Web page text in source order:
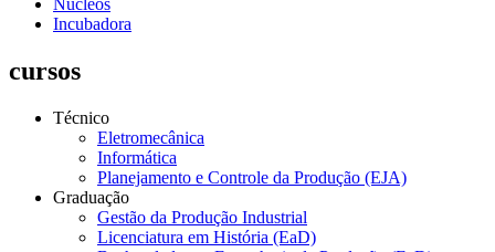
Núcleos
Incubadora
cursos
Técnico
Eletromecânica
Informática
Planejamento e Controle da Produção (EJA)
Graduação
Gestão da Produção Industrial
Licenciatura em História (EaD)